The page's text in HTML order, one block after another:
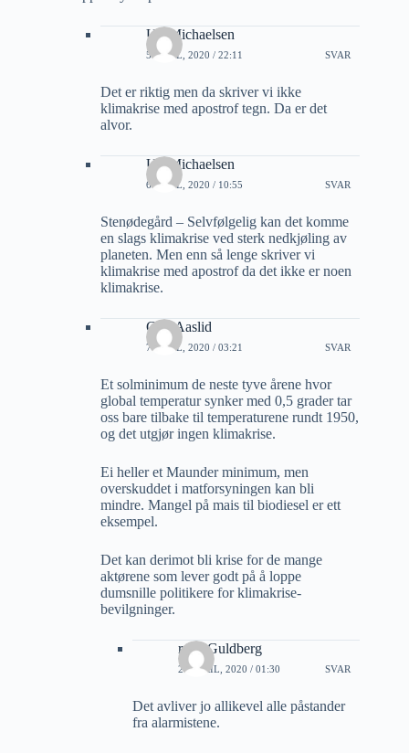
Ulf Michaelsen
5 APRIL, 2020 / 22:11 SVAR
Det er riktig men da skriver vi ikke
klimakrise med apostrof tegn. Da er det
alvor.
Ulf Michaelsen
6 APRIL, 2020 / 10:55 SVAR
Stenødegård – Selvfølgelig kan det komme
en slags klimakrise ved sterk nedkjøling av
planeten. Men enn så lenge skriver vi
klimakrise med apostrof da det ikke er noen
klimakrise.
Geir Aaslid
7 APRIL, 2020 / 03:21 SVAR
Et solminimum de neste tyve årene hvor
global temperatur synker med 0,5 grader tar
oss bare tilbake til temperaturene rundt 1950,
og det utgjør ingen klimakrise.
Ei heller et Maunder minimum, men
overskuddet i matforsyningen kan bli
mindre. Mangel på mais til biodiesel er ett
eksempel.
Det kan derimot bli krise for de mange
aktørene som lever godt på å loppe
dumsnille politikere for klimakrise-
bevilgninger.
rune Guldberg
24 APRIL, 2020 / 01:30 SVAR
Det avliver jo allikevel alle påstander
fra alarmistene.